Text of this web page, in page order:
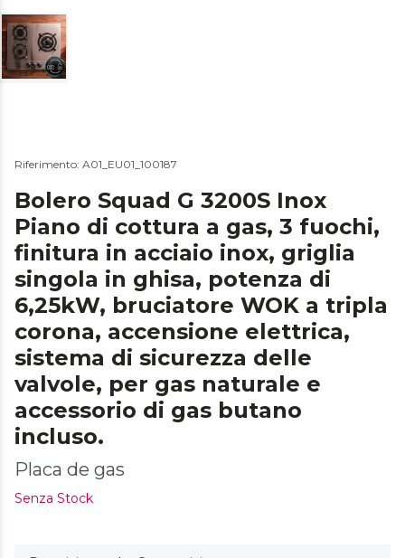
Riferimento: A01_EU01_100187
Bolero Squad G 3200S Inox
Piano di cottura a gas, 3 fuochi,
finitura in acciaio inox, griglia
singola in ghisa, potenza di
6,25kW, bruciatore WOK a tripla
corona, accensione elettrica,
sistema di sicurezza delle
valvole, per gas naturale e
accessorio di gas butano
incluso.
Placa de gas
Senza Stock